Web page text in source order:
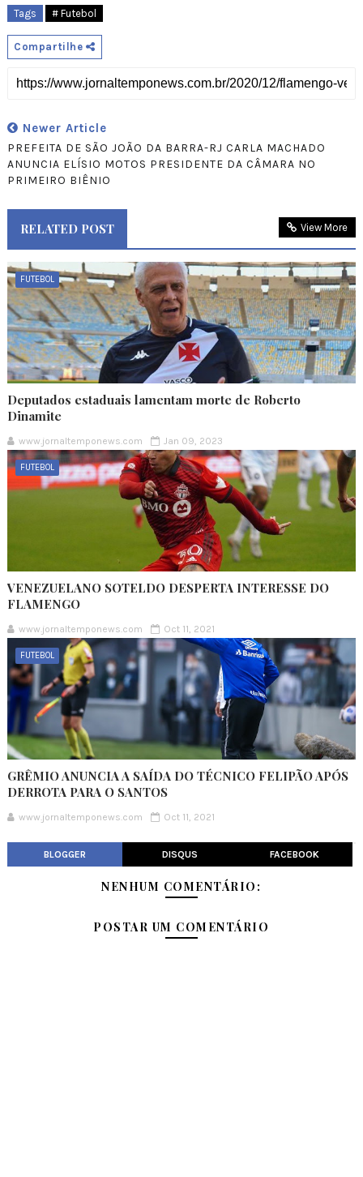
Tags # Futebol
Compartilhe
Newer Article
PREFEITA DE SÃO JOÃO DA BARRA-RJ CARLA MACHADO
ANUNCIA ELÍSIO MOTOS PRESIDENTE DA CÂMARA NO
PRIMEIRO BIÊNIO
RELATED POST View More
FUTEBOL
Deputados estaduais lamentam morte de Roberto
Dinamite
www.jornaltemponews.com Jan 09, 2023
FUTEBOL
VENEZUELANO SOTELDO DESPERTA INTERESSE DO
FLAMENGO
www.jornaltemponews.com Oct 11, 2021
FUTEBOL
GRÊMIO ANUNCIA A SAÍDA DO TÉCNICO FELIPÃO APÓS
DERROTA PARA O SANTOS
www.jornaltemponews.com Oct 11, 2021
BLOGGER DISQUS FACEBOOK
NENHUM COMENTÁRIO:
POSTAR UM COMENTÁRIO